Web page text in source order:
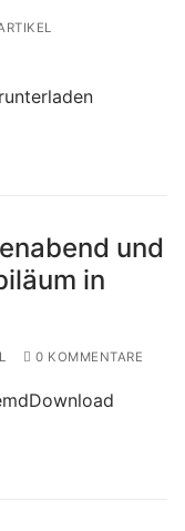
und
in
0 KOMMENTARE